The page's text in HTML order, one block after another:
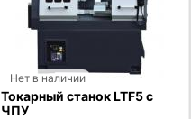
Нет в наличии
Токарный станок LTF5 с
ЧПУ